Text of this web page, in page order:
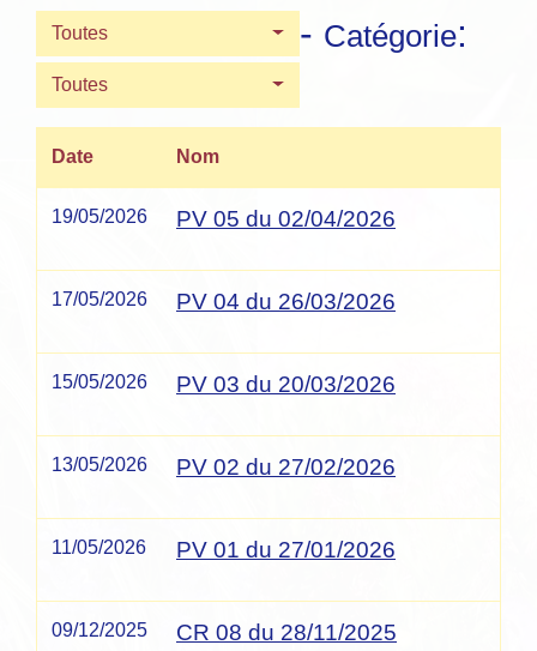
Toutes - Catégorie:
Toutes
Date Nom
19/05/2026 PV 05 du 02/04/2026
17/05/2026 PV 04 du 26/03/2026
15/05/2026 PV 03 du 20/03/2026
13/05/2026 PV 02 du 27/02/2026
11/05/2026 PV 01 du 27/01/2026
09/12/2025 CR 08 du 28/11/2025